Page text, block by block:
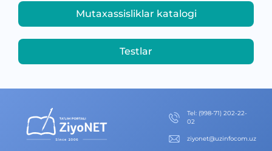
Mutaxassisliklar katalogi
Testlar
Теl: (998-71) 202-22-
02
ziyonet@uzinfocom.uz